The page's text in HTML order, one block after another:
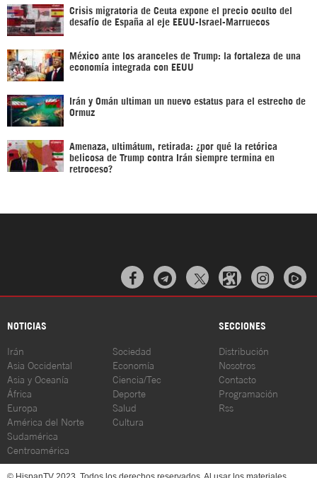
Crisis migratoria de Ceuta expone el precio oculto del
desafío de España al eje EEUU-Israel-Marruecos
México ante los aranceles de Trump: la fortaleza de una
economía integrada con EEUU
Irán y Omán ultiman un nuevo estatus para el estrecho de
Ormuz
Amenaza, ultimátum, retirada: ¿por qué la retórica
belicosa de Trump contra Irán siempre termina en
retroceso?
  
NOTICIAS SECCIONES
Irán
Asia Occidental
Asia y Oceanía
África
Europa
América del Norte
Sudamérica
Centroamérica
Sociedad
Economía
Ciencia/Tec
Deporte
Salud
Cultura
Distribución
Nosotros
Contacto
Programación
Rss